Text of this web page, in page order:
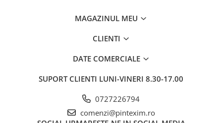
Diverse articole pentru birou
MAGAZINUL MEU
CLIENTI
DATE COMERCIALE
SUPORT CLIENTI LUNI-VINERI 8.30-17.00
0727226794
comenzi@pintexim.ro